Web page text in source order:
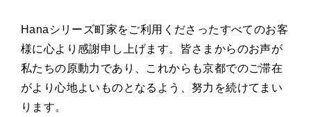
Hanaシリーズ町家をご利用くださったすべてのお客
様に心より感謝申し上げます。皆さまからのお声が
私たちの原動力であり、これからも京都でのご滞在
がより心地よいものとなるよう、努力を続けてまい
ります。